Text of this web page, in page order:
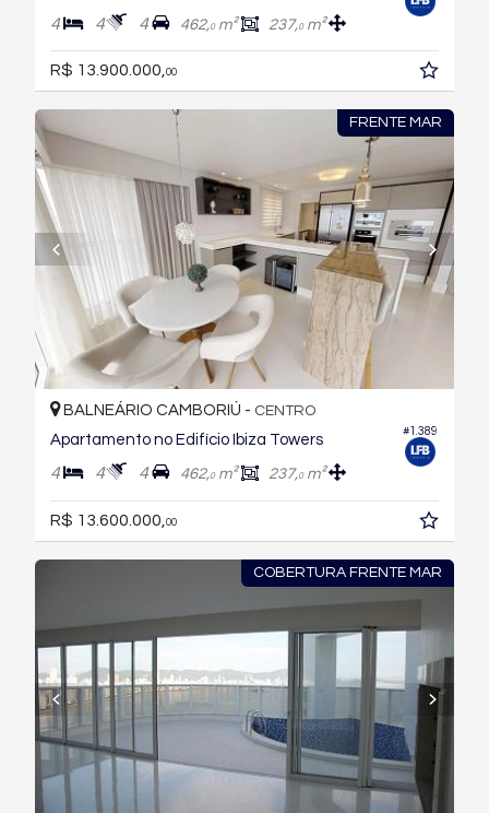
4 4 4 462,0m² 237,0m²
R$ 13.900.000,00
FRENTE MAR
#1.389
BALNEÁRIO CAMBORIÚ - CENTRO
Apartamento no Edifício Ibiza Towers
4 4 4 462,0m² 237,0m²
R$ 13.600.000, 00
COBERTURA FRENTE MAR